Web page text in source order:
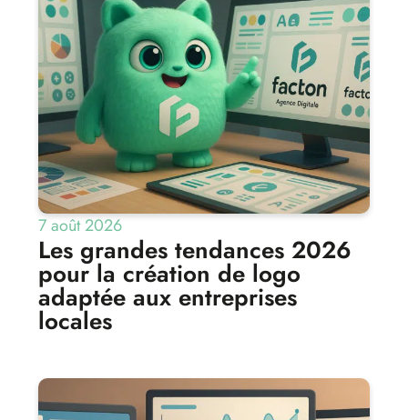
7 août 2026
Les grandes tendances 2026
pour la création de logo
adaptée aux entreprises
locales